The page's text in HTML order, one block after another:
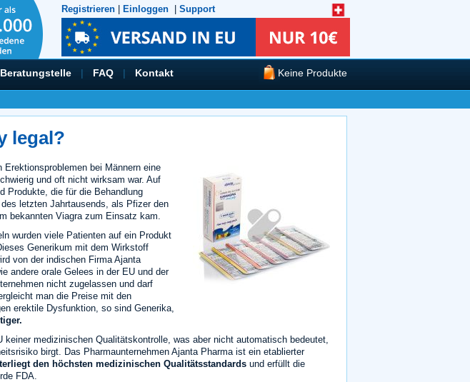
Registrieren Einloggen Support
Beratungstelle | FAQ | Kontakt Keine Produkte
legal?
Erektionsproblemen bei Männern eine
und oft nicht wirksam war. Auf
Produkte, die für die Behandlung
letzten Jahrtausends, als Pfizer den
bekannten Viagra zum Einsatz kam.
wurden viele Patienten auf ein Produkt
Generikum mit dem Wirkstoff
von der indischen Firma Ajanta
andere orale Gelees in der EU und der
nicht zugelassen und darf
man die Preise mit den
erektile Dysfunktion, so sind Generika,
medizinischen Qualitätskontrolle, was aber nicht automatisch bedeutet,
birgt. Das Pharmaunternehmen Ajanta Pharma ist ein etablierter
den höchsten medizinischen Qualitätsstandards und erfüllt die
FDA.